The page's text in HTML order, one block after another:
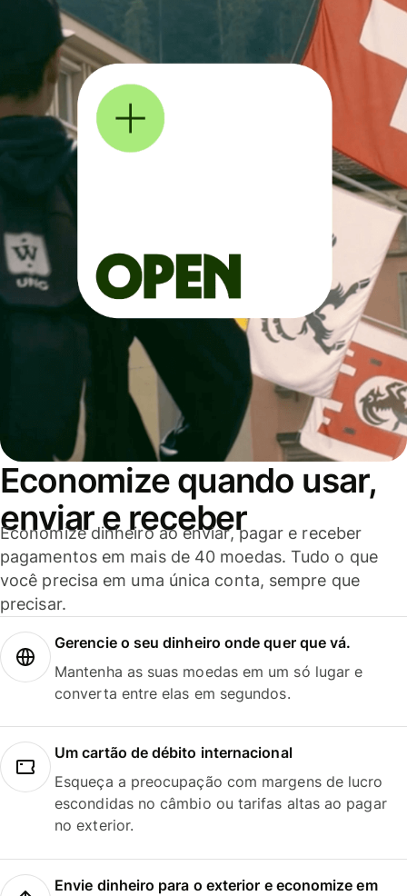
Economize quando usar,
enviar e receber
Economize dinheiro ao enviar, pagar e receber
pagamentos em mais de 40 moedas. Tudo o que
você precisa em uma única conta, sempre que
precisar.
Gerencie o seu dinheiro onde quer que vá.
Mantenha as suas moedas em um só lugar e
converta entre elas em segundos.
Um cartão de débito internacional
Esqueça a preocupação com margens de lucro
escondidas no câmbio ou tarifas altas ao pagar
no exterior.
Envie dinheiro para o exterior e economize em